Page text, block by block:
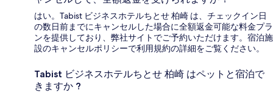
はい。Tabist ビジネスホテルちとせ 柏崎 は、チェックイン日
の数日前までにキャンセルした場合に全額返金可能な料金プラ
ンを提供しており、弊社サイトでご予約いただけます。宿泊施
設のキャンセルポリシーで利用規約の詳細をご覧ください。
Tabist ビジネスホテルちとせ 柏崎 はペットと宿泊で
きますか ?